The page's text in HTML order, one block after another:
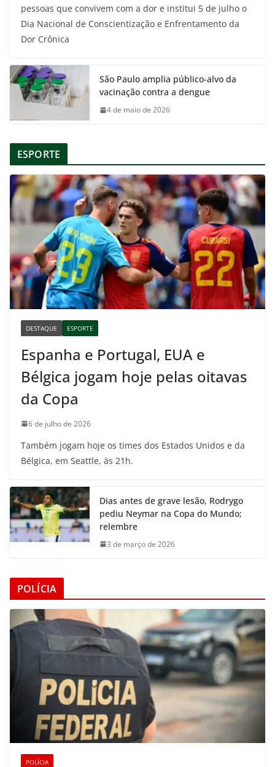
pessoas que convivem com a dor e institui 5 de julho o
Dia Nacional de Conscientização e Enfrentamento da
Dor Crônica
São Paulo amplia público-alvo da
vacinação contra a dengue
4 de maio de 2026
ESPORTE
DESTAQUE ESPORTE
Espanha e Portugal, EUA e
Bélgica jogam hoje pelas oitavas
da Copa
6 de julho de 2026
Também jogam hoje os times dos Estados Unidos e da
Bélgica, em Seattle, às 21h.
Dias antes de grave lesão, Rodrygo
pediu Neymar na Copa do Mundo;
relembre
3 de março de 2026
POLÍCIA
POLÍCIA